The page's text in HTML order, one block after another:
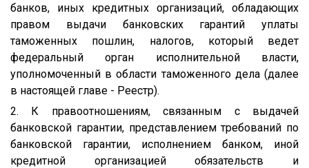
банков, иных кредитных организаций, обладающих
правом выдачи банковских гарантий уплаты
таможенных пошлин, налогов, который ведет
федеральный орган исполнительной власти,
уполномоченный в области таможенного дела (далее
в настоящей главе - Реестр).
2. К правоотношениям, связанным с выдачей
банковской гарантии, представлением требований по
банковской гарантии, исполнением банком, иной
кредитной организацией обязательств и